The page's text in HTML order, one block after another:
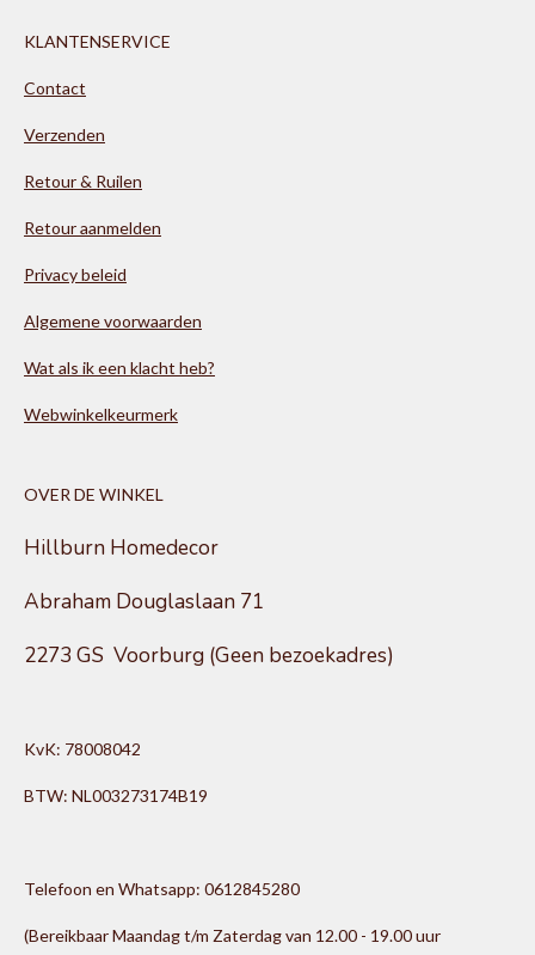
KLANTENSERVICE
Contact
Verzenden
Retour & Ruilen
Retour aanmelden
Privacy beleid
Algemene voorwaarden
Wat als ik een klacht heb?
Webwinkelkeurmerk
OVER DE WINKEL
Hillburn Homedecor
Abraham Douglaslaan 71
2273 GS Voorburg (Geen bezoekadres)
KvK: 78008042
BTW: NL003273174B19
Telefoon en Whatsapp: 0612845280
(Bereikbaar Maandag t/m Zaterdag van 12.00 - 19.00 uur